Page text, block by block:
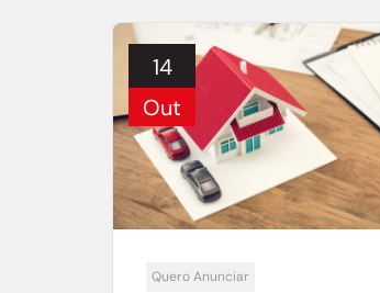
14
Out
Quero Anunciar